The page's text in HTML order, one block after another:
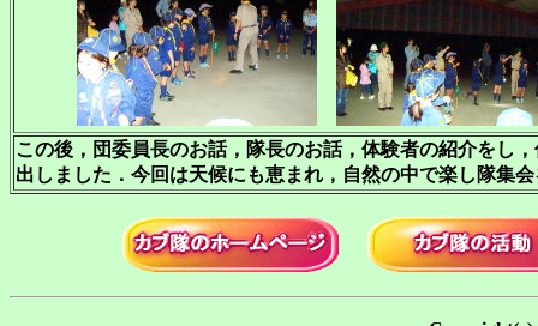
この後，団委員長のお話，隊長のお話，体験者の紹介をし
出しました．今回は天候にも恵まれ，自然の中で楽し隊集